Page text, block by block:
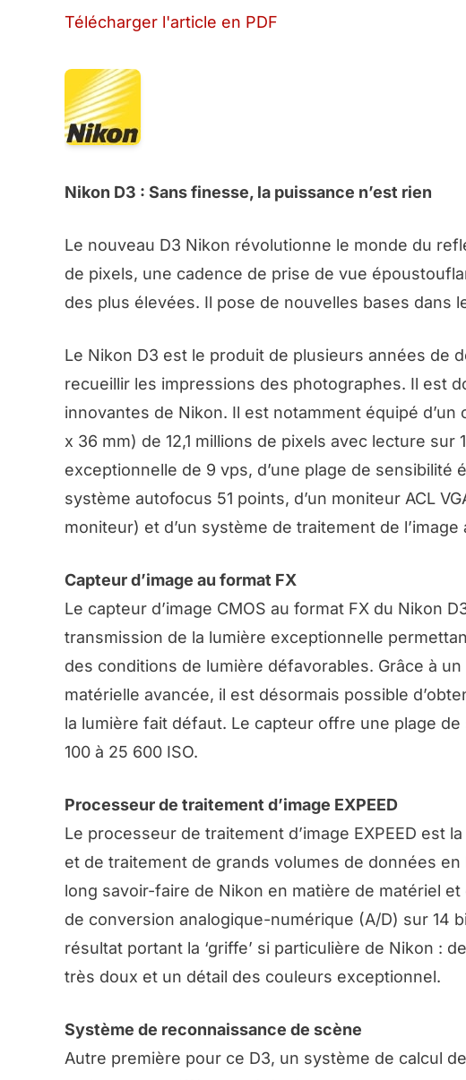
Télécharger l'article en PDF
Nikon D3 : Sans finesse, la puissance n’est rien
Le nouveau D3 Nikon révolutionne le monde du
de pixels, une cadence de prise de vue
des plus élevées. Il pose de nouvelles bases dans
Le Nikon D3 est le produit de plusieurs années de
recueillir les impressions des photographes. Il est
innovantes de Nikon. Il est notamment équipé
x 36 mm) de 12,1 millions de pixels avec lecture sur
exceptionnelle de 9 vps, d’une plage de sensibilité
système autofocus 51 points, d’un moniteur ACL
moniteur) et d’un système de traitement de l’image
Capteur d’image au format FX
Le capteur d’image CMOS au format FX du Nikon
transmission de la lumière exceptionnelle
des conditions de lumière défavorables. Grâce à
matérielle avancée, il est désormais possible
la lumière fait défaut. Le capteur offre une plage
100 à 25 600 ISO.
Processeur de traitement d’image EXPEED
Le processeur de traitement d’image EXPEED est
et de traitement de grands volumes de données
long savoir-faire de Nikon en matière de matériel
de conversion analogique-numérique (A/D) sur 14
résultat portant la ‘griffe’ si particulière de Nikon :
très doux et un détail des couleurs exceptionnel.
Système de reconnaissance de scène
Autre première pour ce D3, un système de calcul